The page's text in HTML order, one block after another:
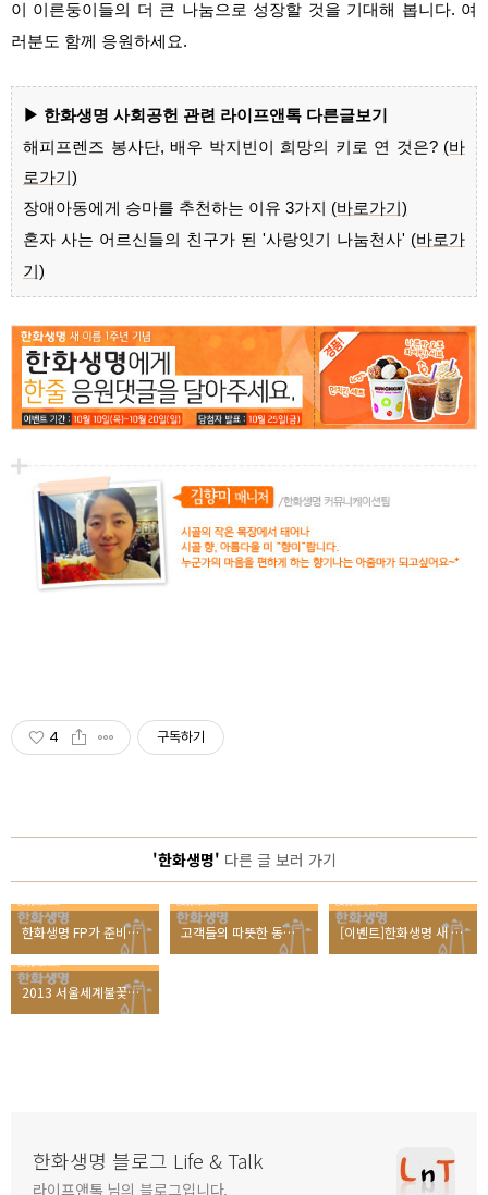
이 이른둥이들의 더 큰 나눔으로 성장할 것을 기대해 봅니다. 여
러분도 함께 응원하세요.
▶ 한화생명 사회공헌 관련 라이프앤톡 다른글보기
해피프렌즈 봉사단, 배우 박지빈이 희망의 키로 연 것은? (바
로가기)
장애아동에게 승마를 추천하는 이유 3가지 (바로가기)
혼자 사는 어르신들의 친구가 된 '사랑잇기 나눔천사' (바로가
기)
4 구독하기
'한화생명' 다른 글 보러 가기
한화생명 FP가 준비한 10월의 선물 2가지는? 고객들의 따뜻한 동반자, 한화생명 새이름 1주년 기념식 [이벤트]한화생명 새 이름 1주년 기념, 한줄 응원댓글을 달아주세요!!
2013 서울세계불꽃축제, 생생현장 다시보기~!!
한화생명 블로그 Life & Talk
라이프앤톡 님의 블로그입니다.